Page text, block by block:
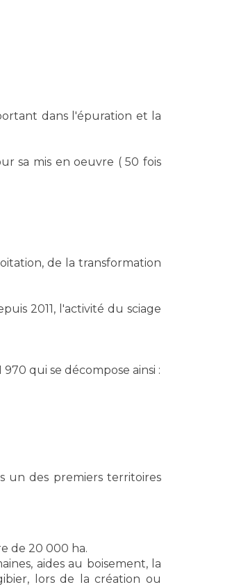
dans l'épuration et la
sa mis en oeuvre ( 50 fois
de la transformation
2011, l'activité du sciage
qui se décompose ainsi :
un des premiers territoires
de 20 000 ha.
aides au boisement, la
lors de la création ou